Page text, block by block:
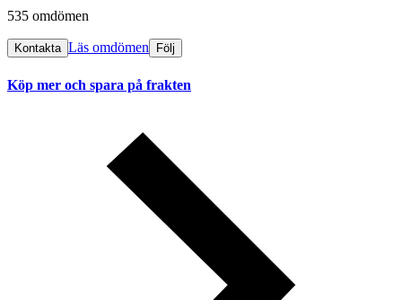
535 omdömen
Kontakta Läs omdömen Följ
Köp mer och spara på frakten